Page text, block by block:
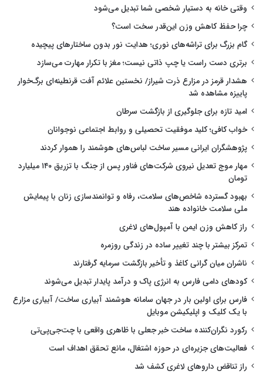
وقتی خانه به دستیار شخصی شما تبدیل می‌شود
چرا حفظ کاهش وزن این‌قدر سخت است؟
گام بزرگ برای تراشه‌های نوری؛ هدایت نور بدون ساختارهای پیچیده
برتری دست راست یا چپ ذاتی نیست؛ مغز با تکرار مهارت می‌سازد
هشدار قرمز در مزارع ذرت شیراز/ نخستین علائم آفت قرنطینه‌ای برگ‌خوار
پاییزه مشاهده شد
امید تازه برای جلوگیری از بازگشت سرطان
خواب کافی؛ کلید موفقیت تحصیلی و روابط اجتماعی نوجوانان
پژوهشگران ایرانی مسیر ساخت لباس‌های هوشمند را هموار کردند
مهار موج تعدیل نیروی شرکت‌های فناور پس از جنگ با تزریق ۱۴۰ میلیارد
تومان
بهبود گسترده شاخص‌های سلامت، رفاه و توانمندسازی زنان با پیمایش
ملی سلامت خانواده هند
راز کاهش وزن ایمن با آمپول‌های لاغری
تمرکز بیشتر با چند تغییر ساده در زندگی روزمره
ناشران میان گرانی کاغذ و تأخیر بازگشت سرمایه گرفتارند
کودهای دامی فارس به انرژی پاک و درآمد پایدار تبدیل می‌شوند
فارس برای اولین بار در جهان سامانه هوشمند آبیاری ساخت/ آبیاری مزارع
با یک کلیک و اپلیکیشن موبایل
رکورد نگران‌کننده ساخت خبر جعلی با ظاهری واقعی با چت‌جی‌پی‌تی
فعالیت‌های جزیره‌ای در حوزه اشتغال، مانع تحقق اهداف است
راز تناقض داروهای لاغری کشف شد